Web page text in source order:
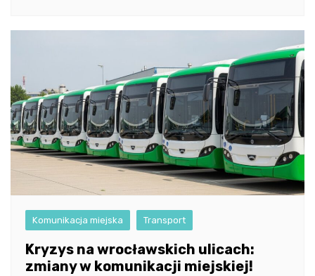
Komunikacja miejska Transport
Kryzys na wrocławskich ulicach:
zmiany w komunikacji miejskiej!